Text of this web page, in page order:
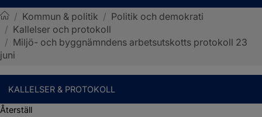
Sotenäs kommun
/ Kommun & politik / Politik och demokrati
/ Kallelser och protokoll
/ Miljö- och byggnämndens arbetsutskotts protokoll 23
juni
KALLELSER & PROTOKOLL
Återställ